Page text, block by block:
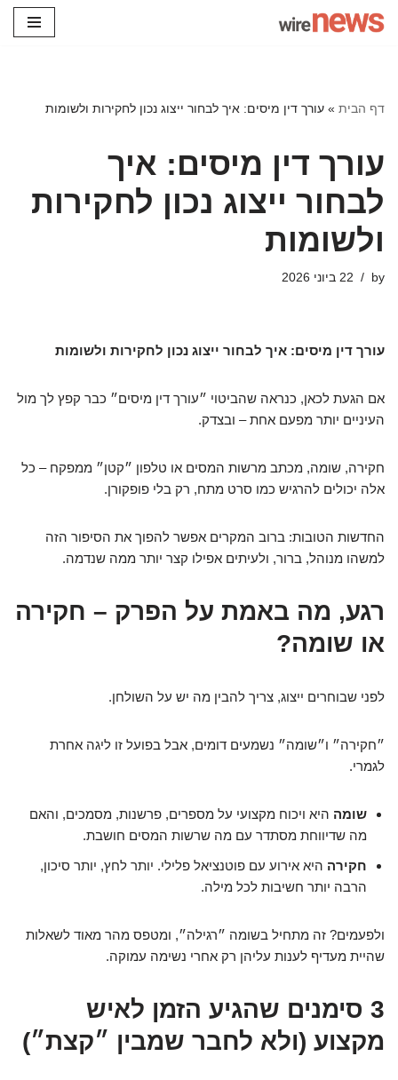
דף הבית » עורך דין מיסים: איך לבחור ייצוג נכון לחקירות ולשומות
עורך דין מיסים: איך
לבחור ייצוג נכון לחקירות
ולשומות
by 22 ביוני 2026
עורך דין מיסים: איך לבחור ייצוג נכון לחקירות ולשומות
אם הגעת לכאן, כנראה שהביטוי ״עורך דין מיסים״ כבר קפץ לך מול
העיניים יותר מפעם אחת – ובצדק.
חקירה, שומה, מכתב מרשות המסים או טלפון ״קטן״ ממפקח – כל
אלה יכולים להרגיש כמו סרט מתח, רק בלי פופקורן.
החדשות הטובות: ברוב המקרים אפשר להפוך את הסיפור הזה
למשהו מנוהל, ברור, ולעיתים אפילו קצר יותר ממה שנדמה.
רגע, מה באמת על הפרק – חקירה
או שומה?
לפני שבוחרים ייצוג, צריך להבין מה יש על השולחן.
״חקירה״ ו״שומה״ נשמעים דומים, אבל בפועל זו ליגה אחרת
לגמרי.
שומה היא ויכוח מקצועי על מספרים, פרשנות, מסמכים, והאם
מה שדיווחת מסתדר עם מה שרשות המסים חושבת.
חקירה היא אירוע עם פוטנציאל פלילי. יותר לחץ, יותר סיכון,
הרבה יותר חשיבות לכל מילה.
ולפעמים? זה מתחיל בשומה ״רגילה״, ומטפס מהר מאוד לשאלות
שהיית מעדיף לענות עליהן רק אחרי נשימה עמוקה.
3 סימנים שהגיע הזמן לאיש
מקצוע (ולא לחבר שמבין ״קצת״)